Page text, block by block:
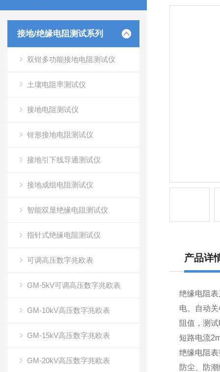
接地/绝缘电阻测试系列
双钳多功能接地电阻测试仪
土壤电阻率测试仪
接地电阻测试仪
钳形接地电阻测试仪
接地引下线导通测试仪
接地成组电阻测试仪
智能双显绝缘电阻测试仪
指针式绝缘电阻测试仪
可调高压数字兆欧表
GM-5kV可调高压数字兆欧表
GM-10kV高压数字兆欧表
GM-15kV高压数字兆欧表
GM-20kV高压数字兆欧表
产品详
绝缘电阻
电、自动
阻值，测
短路电流
绝缘电阻
防尘、防